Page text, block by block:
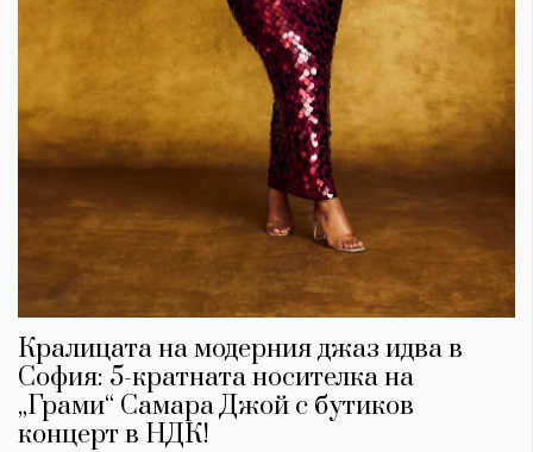
Кралицата на модерния джаз идва в
София: 5-кратната носителка на
„Грами“ Самара Джой с бутиков
концерт в НДК!